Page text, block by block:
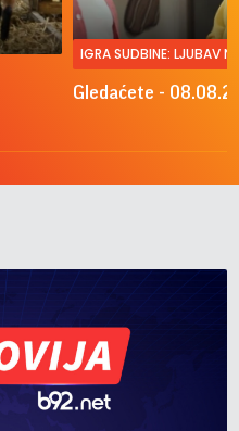
IGRA SUDBINE: LJUBAV
Gledaćete -